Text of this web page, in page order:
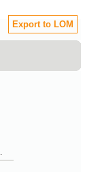
Export to LOM